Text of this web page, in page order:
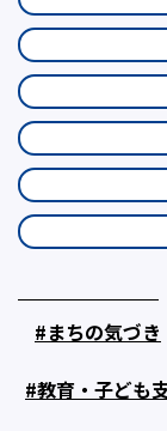
まちの気づき
教育・子ども